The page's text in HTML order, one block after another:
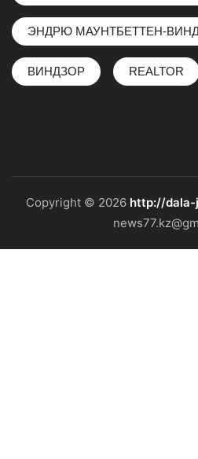
ЭНДРЮ МАУНТБЕТТЕН-
ВИНДЗОР REALTOR
Copyright © 2026 http://dala-